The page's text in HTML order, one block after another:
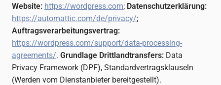
Website: https://wordpress.com; Datenschutzerklärung:
https://automattic.com/de/privacy/;
Auftragsverarbeitungsvertrag:
https://wordpress.com/support/data-processing-
agreements/. Grundlage Drittlandtransfers: Data
Privacy Framework (DPF), Standardvertragsklauseln
(Werden vom Dienstanbieter bereitgestellt).